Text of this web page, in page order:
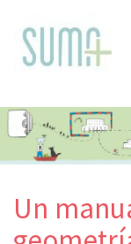
content
Un